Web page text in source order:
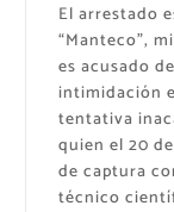
El arrestado
“Manteco”,
es acusado
intimidación
tentativa
quien el 20
de captura
técnico